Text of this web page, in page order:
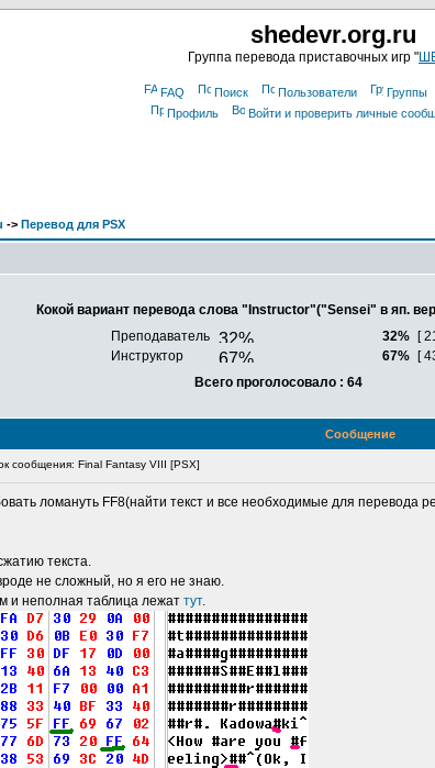
shedevr.org.ru
Группа перевода приставочных игр "
FAQ Поиск Пользователи Группы
Профиль
Войти и проверить личные
-> Перевод для PSX
Кокой вариант перевода слова "Instructor"("Sensei" в яп.
Преподаватель
32%
[
Инструктор
67%
[
Всего проголосовало : 64
Сообщение
сообщения: Final Fantasy VIII [PSX]
ломануть FF8(найти текст и все необходимые для перевода
текста.
не сложный, но я его не знаю.
и неполная таблица лежат тут.